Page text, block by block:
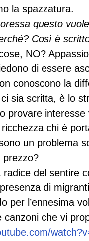
la spazzatura.
questo
Così è
NO?
di essere
conoscono la
sia scritta, è lo
provare interesse
chi è
un problema
prezzo?
radice del sentire
di
per l’ennesima
canzoni che vi